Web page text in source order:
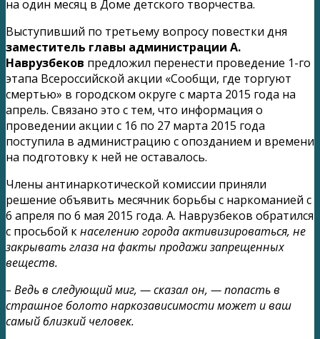
на один месяц в Доме детского творчества.
Выступивший по третьему вопросу повестки дня
заместитель главы администрации А.
Наврузбеков предложил перенести проведение 1-го
этапа Всероссийской акции «Сообщи, где торгуют
смертью» в городском округе с марта 2015 года на
апрель. Связано это с тем, что информация о
проведении акции с 16 по 27 марта 2015 года
поступила в администрацию с опозданием и времени
на подготовку к ней не оставалось.
Члены антинаркотической комиссии приняли
решение объявить месячник борьбы с наркоманией с
6 апреля по 6 мая 2015 года. А. Наврузбеков обратился
с просьбой кнаселению города активизироваться, не
закрывать глаза на факты продажи запрещенных
веществ.
– Ведь в следующий миг, — сказал он, — попасть в
страшное болото наркозависимости может и ваш
самый близкий человек.